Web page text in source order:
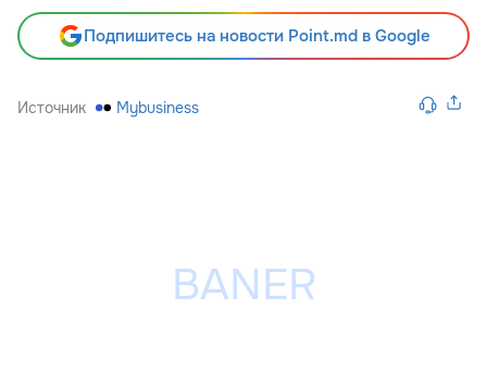
Подпишитесь на новости Point.md в Google
Источник Mybusiness